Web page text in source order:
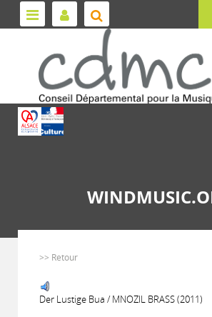
>> Retour
Der Lustige Bua / MNOZIL BRASS (2011)